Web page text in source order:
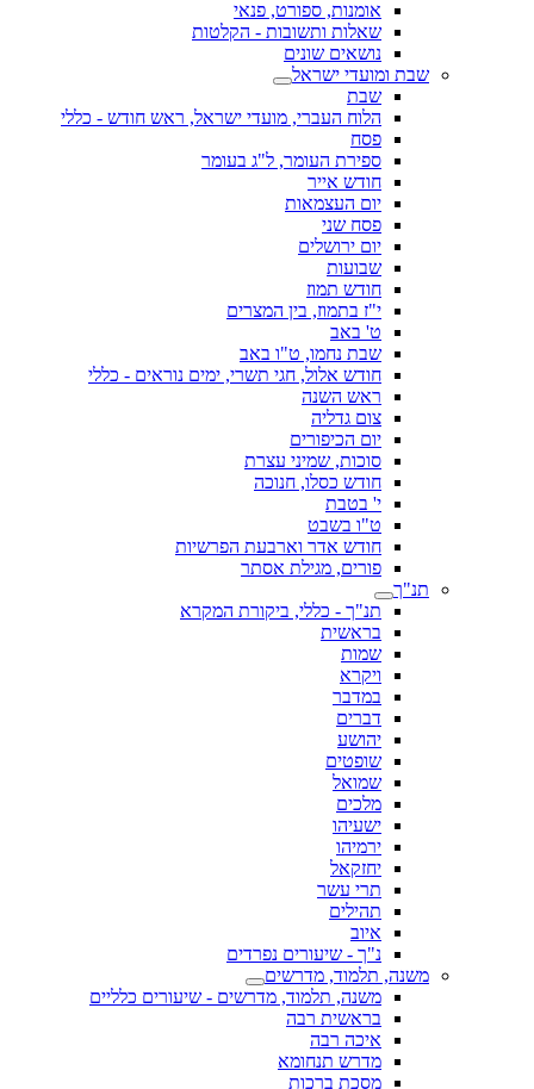
אומנות, ספורט, פנאי
שאלות ותשובות - הקלטות
נושאים שונים
שבת ומועדי ישראל
שבת
הלוח העברי, מועדי ישראל, ראש חודש - כללי
פסח
ספירת העומר, ל"ג בעומר
חודש אייר
יום העצמאות
פסח שני
יום ירושלים
שבועות
חודש תמוז
י"ז בתמוז, בין המצרים
ט' באב
שבת נחמו, ט"ו באב
חודש אלול, חגי תשרי, ימים נוראים - כללי
ראש השנה
צום גדליה
יום הכיפורים
סוכות, שמיני עצרת
חודש כסלו, חנוכה
י' בטבת
ט"ו בשבט
חודש אדר וארבעת הפרשיות
פורים, מגילת אסתר
תנ"ך
תנ"ך - כללי, ביקורת המקרא
בראשית
שמות
ויקרא
במדבר
דברים
יהושע
שופטים
שמואל
מלכים
ישעיהו
ירמיהו
יחזקאל
תרי עשר
תהילים
איוב
נ"ך - שיעורים נפרדים
משנה, תלמוד, מדרשים
משנה, תלמוד, מדרשים - שיעורים כלליים
בראשית רבה
איכה רבה
מדרש תנחומא
מסכת ברכות